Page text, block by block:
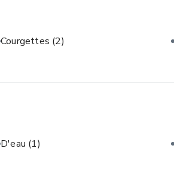
Courgettes (2)
D'eau (1)